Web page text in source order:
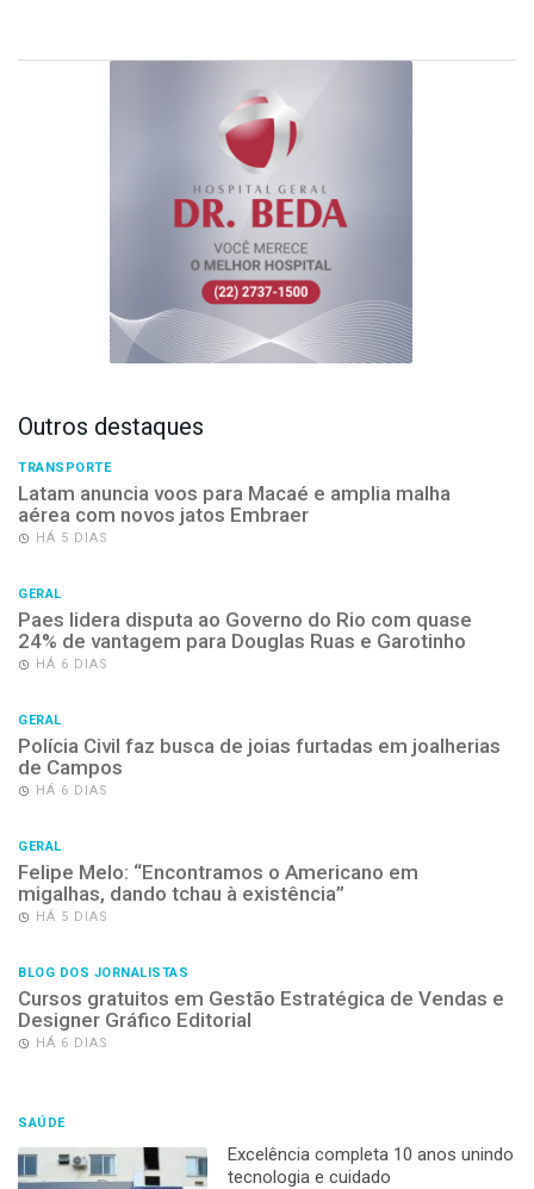
Outros destaques
TRANSPORTE
Latam anuncia voos para Macaé e amplia malha
aérea com novos jatos Embraer
HÁ 5 DIAS
GERAL
Paes lidera disputa ao Governo do Rio com quase
24% de vantagem para Douglas Ruas e Garotinho
HÁ 6 DIAS
GERAL
Polícia Civil faz busca de joias furtadas em joalherias
de Campos
HÁ 6 DIAS
GERAL
Felipe Melo: “Encontramos o Americano em
migalhas, dando tchau à existência”
HÁ 5 DIAS
BLOG DOS JORNALISTAS
Cursos gratuitos em Gestão Estratégica de Vendas e
Designer Gráfico Editorial
HÁ 6 DIAS
SAÚDE
Excelência completa 10 anos unindo
tecnologia e cuidado